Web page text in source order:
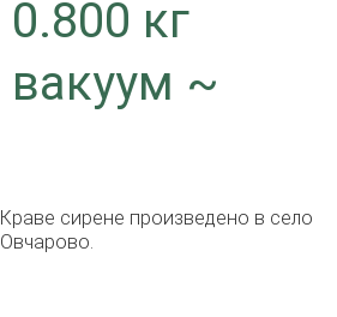
0.800 кг
вакуум ~
Краве сирене произведено в село
Овчарово.